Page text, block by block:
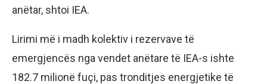
anëtar, shtoi IEA.
Lirimi më i madh kolektiv i rezervave të
emergjencës nga vendet anëtare të IEA-s ishte
182.7 milionë fuçi, pas tronditjes energjetike të